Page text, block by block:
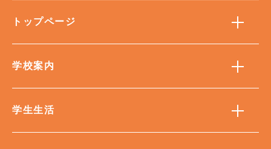
トップページ
学校案内
学生生活